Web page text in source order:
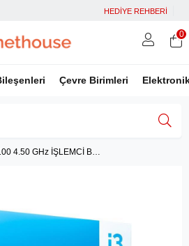
HEDİYE REHBERİ
Çevre Birimleri
Facebook İle Bağlan
0
INTEL i3 13100 4.50 GHz İŞLEMCİ BOX FANLI